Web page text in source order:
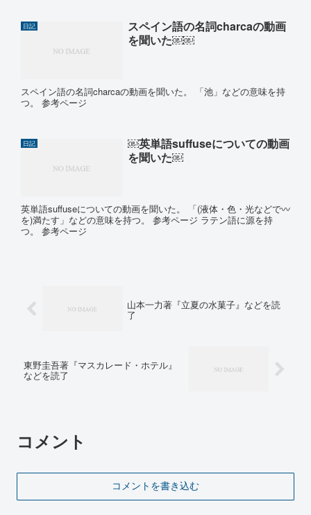
日記
スペイン語の名詞charcaの動画
を聞いた￼￼
スペイン語の名詞charcaの動画を聞いた。 「池」などの意味を持
つ。 参考ページ
日記
￼英単語suffuseについての動画
を聞いた￼
英単語suffuseについての動画を聞いた。 「(液体・色・光などで〰
を)満たす」などの意味を持つ。 参考ページ ラテン語に源を持
つ。 参考ページ
山本一力著『立夏の水菓子』などを読
了
東野圭吾著『マスカレード・ホテル』
などを読了
コメント
コメントを書き込む